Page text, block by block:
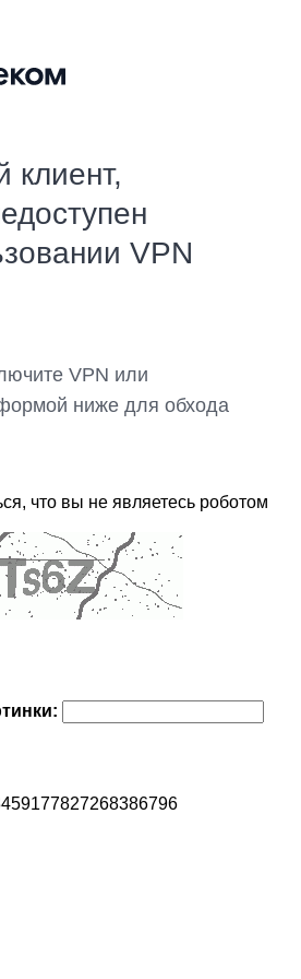
клиент,
VPN
VPN или
ниже для обхода
что вы не являетесь роботом